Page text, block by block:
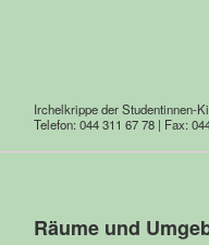
Irchelkrippe der Studentinnen-
Telefon: 044 311 67 78 | Fax:
Räume und